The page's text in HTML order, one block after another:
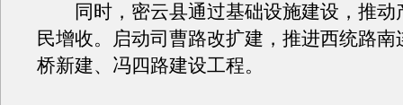
同时，密云县通过基础设施建设，推动
民增收。启动司曹路改扩建，推进西统路南
桥新建、冯四路建设工程。